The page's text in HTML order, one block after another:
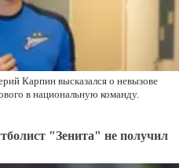
Карпин высказался о невызове
в национальную команду.
"Зенита" не получил